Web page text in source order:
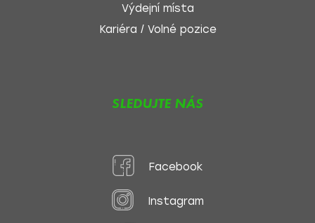
Výdejní místa
Kariéra / Volné pozice
SLEDUJTE NÁS
Facebook
Instagram